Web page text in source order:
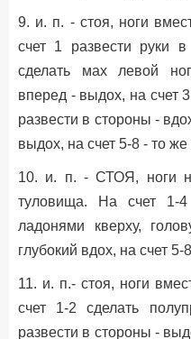
9. и. п. - стоя, ноги
счет 1 развести руки
сделать мах левой
вперед - выдох, на счет
развести в стороны -
выдох, на счет 5-8 - то же
10. и. п. - СТОЯ, ноги
туловища. На счет 1-
ладонями кверху,
глубокий вдох, на счет
11. и. п.- стоя, ноги
счет 1-2 сделать
развести в стороны -